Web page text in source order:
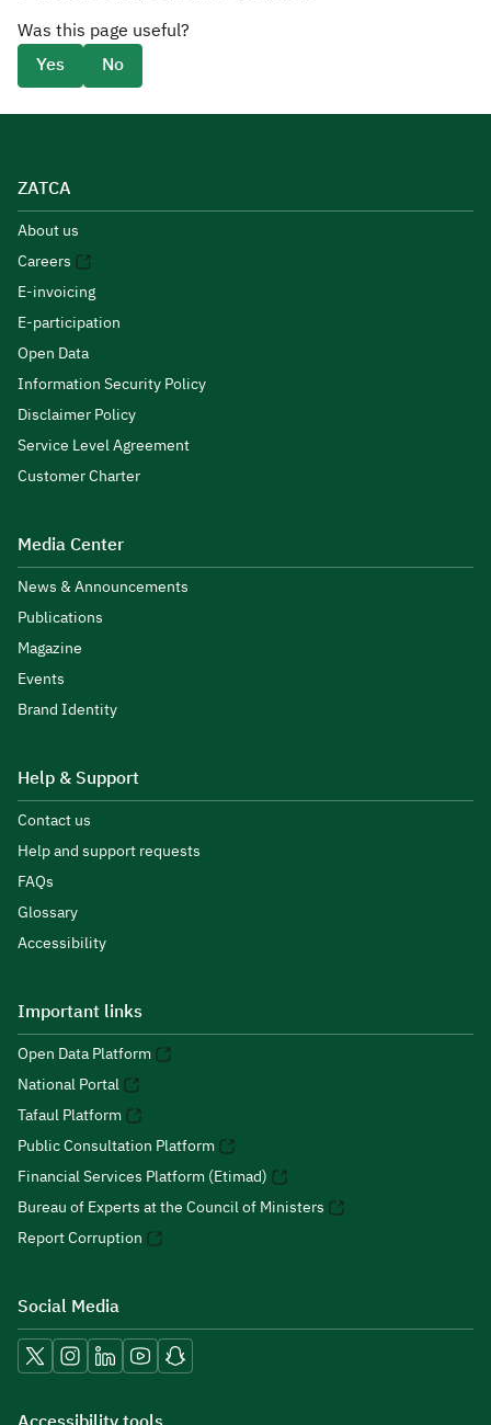
Was this page useful?
Yes
No
ZATCA
About us
Careers
E-invoicing
E-participation
Open Data
Information Security Policy
Disclaimer Policy
Service Level Agreement
Customer Charter
Media Center
News & Announcements
Publications
Magazine
Events
Brand Identity
Help & Support
Contact us
Help and support requests
FAQs
Glossary
Accessibility
Important links
Open Data Platform
National Portal
Tafaul Platform
Public Consultation Platform
Financial Services Platform (Etimad)
Bureau of Experts at the Council of Ministers
Report Corruption
Social Media